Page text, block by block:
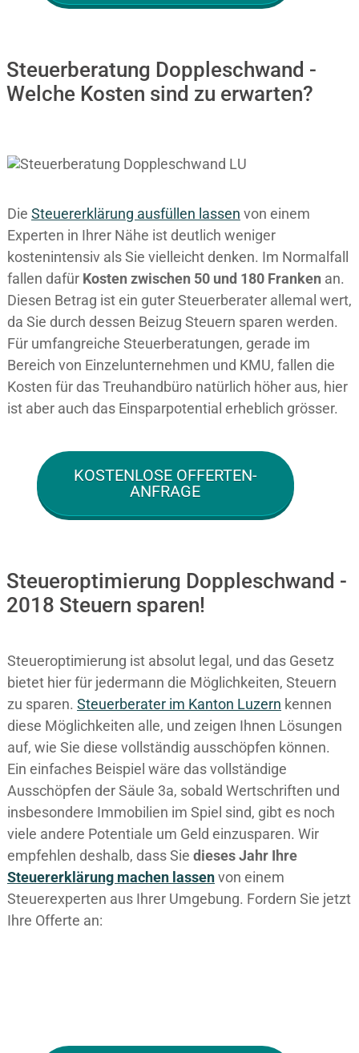
Steuerberatung Doppleschwand -
Welche Kosten sind zu erwarten?
Die Steuererklärung ausfüllen lassen von einem
Experten in Ihrer Nähe ist deutlich weniger
kostenintensiv als Sie vielleicht denken. Im Normalfall
fallen dafür Kosten zwischen 50 und 180 Franken an.
Diesen Betrag ist ein guter Steuerberater allemal wert,
da Sie durch dessen Beizug Steuern sparen werden.
Für umfangreiche Steuerberatungen, gerade im
Bereich von Einzelunternehmen und KMU, fallen die
Kosten für das Treuhandbüro natürlich höher aus, hier
ist aber auch das Einsparpotential erheblich grösser.
KOSTENLOSE OFFERTEN-
ANFRAGE
Steueroptimierung Doppleschwand -
2018 Steuern sparen!
Steueroptimierung ist absolut legal, und das Gesetz
bietet hier für jedermann die Möglichkeiten, Steuern
zu sparen. Steuerberater im K anton Luzern kennen
diese Möglichkeiten alle, und zeigen Ihnen Lösungen
auf, wie Sie diese vollständig ausschöpfen können.
Ein einfaches Beispiel wäre das vollständige
Ausschöpfen der Säule 3a, sobald Wertschriften und
insbesondere Immobilien im Spiel sind, gibt es noch
viele andere Potentiale um Geld einzusparen. Wir
empfehlen deshalb, dass Sie diesesJahr Ihre
Steuererklärung machen lassenvon einem
Steuerexperten aus Ihrer Umgebung. Fordern Sie jetzt
Ihre Offerte an: